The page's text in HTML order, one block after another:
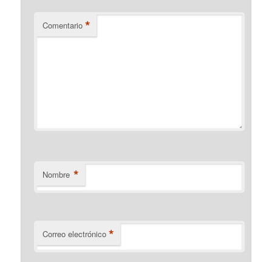
Comentario *
Nombre *
Correo electrónico *